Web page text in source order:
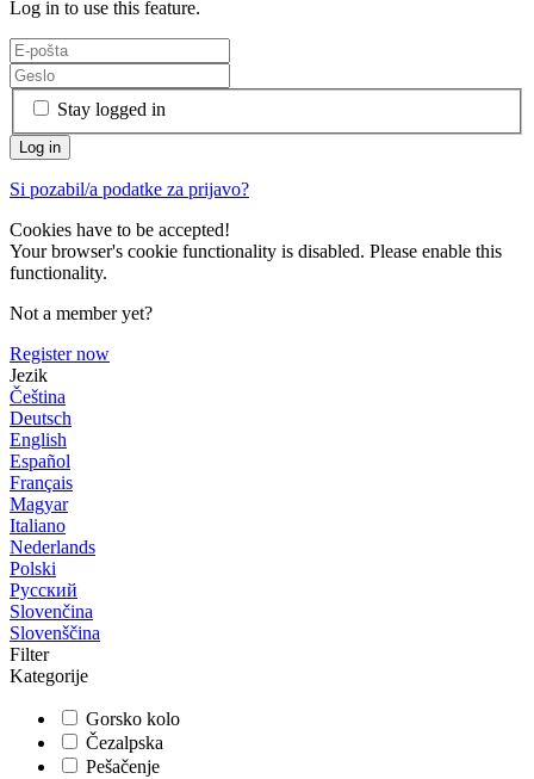
Log in to use this feature.
Stay logged in
Si pozabil/a podatke za prijavo?
Cookies have to be accepted!
Your browser's cookie functionality is disabled. Please enable this
functionality.
Not a member yet?
Register now
Jezik
Čeština
Deutsch
English
Español
Français
Magyar
Italiano
Nederlands
Polski
Русский
Slovenčina
Slovenščina
Filter
Kategorije
Gorsko kolo
Čezalpska
Pešačenje